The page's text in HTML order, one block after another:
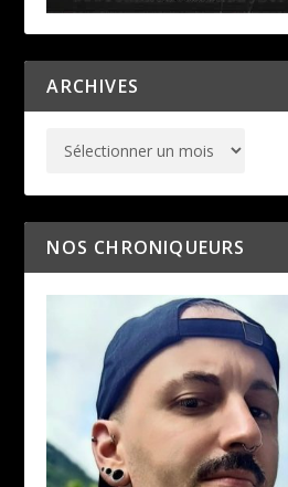
ARCHIVES
NOS CHRONIQUEURS